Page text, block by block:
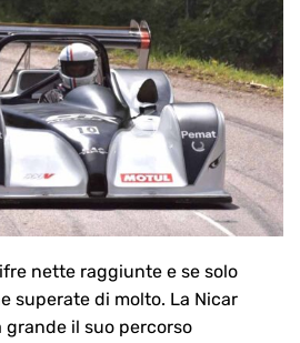
nette raggiunte e se solo
superate di molto. La Nicar
il suo percorso